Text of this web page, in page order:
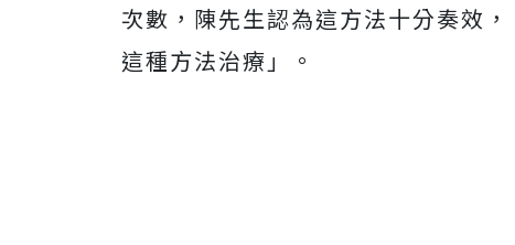
次數，陳先生認為這方法十分奏效
這種方法治療」。